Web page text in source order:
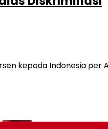
kepada Indonesia per